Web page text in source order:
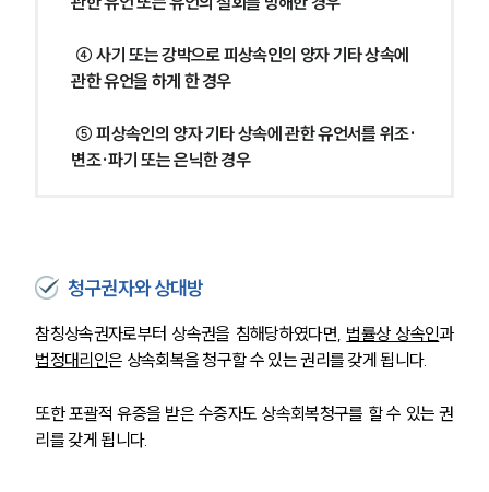
관한 유언을 하게 한 경우
변조·파기 또는 은닉한 경우
청구권자와 상대방
참칭상속권자로부터 상속권을 침해당하였다면, 법률상 상속인과
법정대리인은 상속회복을 청구할 수 있는 권리를 갖게 됩니다.
또한 포괄적 유증을 받은 수증자도 상속회복청구를 할 수 있는 권
리를 갖게 됩니다.